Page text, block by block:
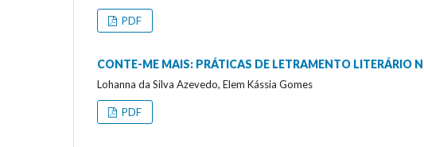
PDF
CONTE-ME MAIS: PRÁTICAS DE LETRAMENTO LITERÁRIO
Lohanna da Silva Azevedo, Elem Kássia Gomes
PDF